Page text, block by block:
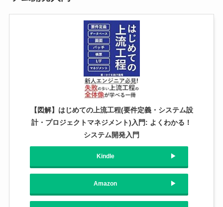
【図解】はじめての上流工程(要件定義・システム設
計・プロジェクトマネジメント)入門: よくわかる！
システム開発入門
Kindle
Amazon